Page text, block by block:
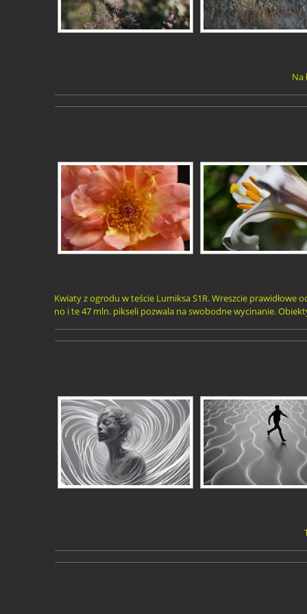
Na
Kwiaty z ogrodu w teście Lumiksa S1R. Wreszcie
no i te 47 mln. pikseli pozwala na swobodne wycinanie.